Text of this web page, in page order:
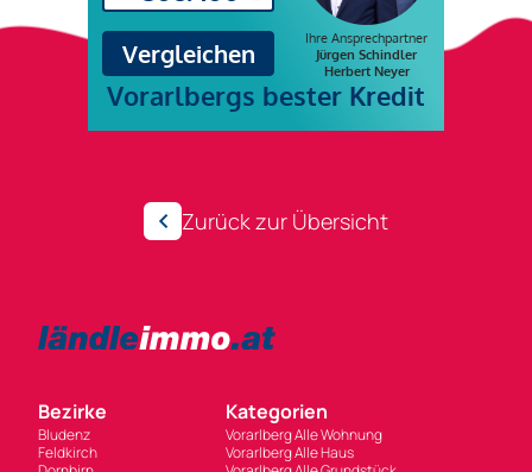
Zurück zur Übersicht
Bezirke
Bludenz
Feldkirch
Kategorien
Vorarlberg Alle Wohnung
Vorarlberg Alle Haus